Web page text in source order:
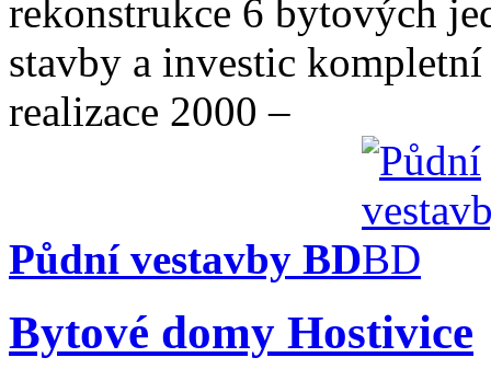
rekonstrukce 6 bytových
stavby a investic
realizace 2000 –
Půdní vestavby BD
Bytové domy Hostivice